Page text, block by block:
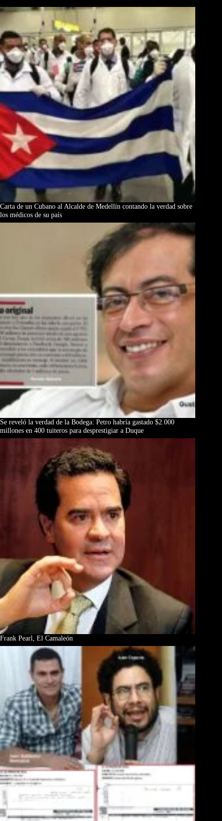
Carta de un Cubano al Alcalde de Medellín contando la verdad sobre
los médicos de su país
Se reveló la verdad de la Bodega: Petro habría gastado $2.000
millones en 400 tuiteros para desprestigiar a Duque
Frank Pearl, El Camaleón